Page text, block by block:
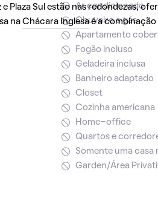
Plaza Sul estão nas redondezas,
na Chácara Inglesaé a
Ar condicionado
Chuveiro a gás
Apartamento
Fogão incluso
Geladeira inclusa
Banheiro adaptado
Closet
Cozinha americana
Home-office
Quartos e
Somente uma casa
Garden/Área